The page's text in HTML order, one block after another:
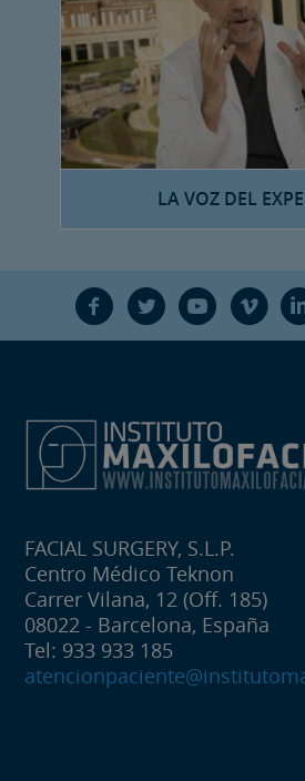
LA VOZ DEL
F T Y V
FACIAL SURGERY, S.L.P.
Centro Médico Teknon
Carrer Vilana, 12 (Off. 185)
08022 - Barcelona, España
Tel: 933 933 185